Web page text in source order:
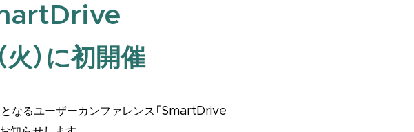
）に初開催
となるユーザーカンファレンス「SmartDrive